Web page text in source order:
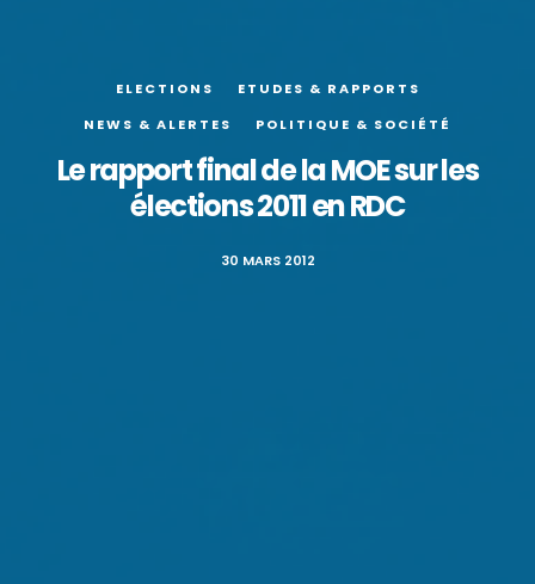
ELECTIONS
ETUDES & RAPPORTS
NEWS & ALERTES
POLITIQUE & SOCIÉTÉ
Le rapport final de la MOE sur les
élections 2011 en RDC‏
30 MARS 2012